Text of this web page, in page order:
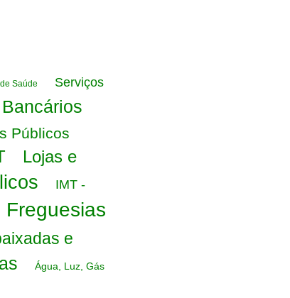
Saúde
Serviços
Públicos
Lojas e
IMT -
Freguesias
e
Água, Luz, Gás